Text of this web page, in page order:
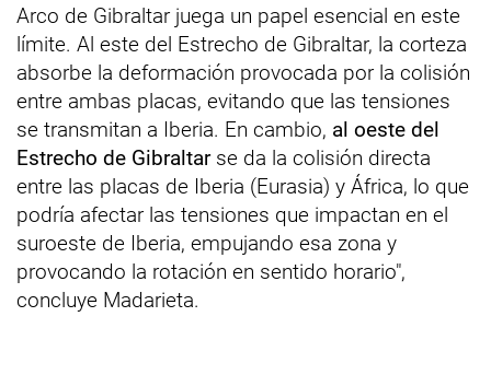
Arco de Gibraltar juega un papel esencial en este
límite. Al este del Estrecho de Gibraltar, la corteza
absorbe la deformación provocada por la colisión
entre ambas placas, evitando que las tensiones
se transmitan a Iberia. En cambio, al oeste del
Estrecho de Gibraltarse da la colisión directa
entre las placas de Iberia (Eurasia) y África, lo que
podría afectar las tensiones que impactan en el
suroeste de Iberia, empujando esa zona y
provocando la rotación en sentido horario",
concluye Madarieta.